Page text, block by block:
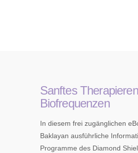
Sanftes
Biofrequenzen
In diesem frei zugänglichen
Baklayan ausführliche
Programme des Diamond